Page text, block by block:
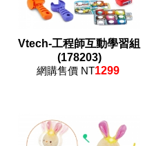
Vtech-工程師互動學習組
(178203)
網購售價 NT1299